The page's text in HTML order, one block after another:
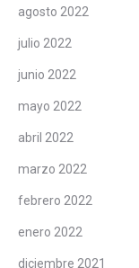
agosto 2022
julio 2022
junio 2022
mayo 2022
abril 2022
marzo 2022
febrero 2022
enero 2022
diciembre 2021